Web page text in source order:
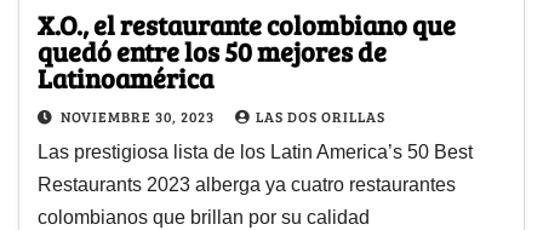
X.O., el restaurante colombiano que
quedó entre los 50 mejores de
Latinoamérica
NOVIEMBRE 30, 2023 LAS DOS ORILLAS
Las prestigiosa lista de los Latin America’s 50 Best
Restaurants 2023 alberga ya cuatro restaurantes
colombianos que brillan por su calidad